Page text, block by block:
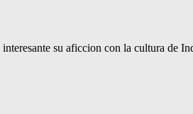
su aficcion con la cultura de